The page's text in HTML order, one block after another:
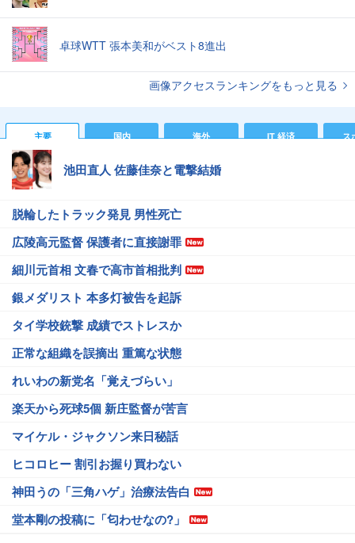
卓球WTT 張本美和がベスト8進出
画像アクセスランキングをもっと見る
主要 国内 海外 IT 経済 ス
池田直人 佐藤佳奈と電撃結婚
脱輪したトラック発見 男性死亡
広陵高元監督 保護者に直接謝罪
細川元首相 文春で高市首相批判
銀メダリスト 本多灯被告を起訴
タイ学校銃撃 成績でストレスか
正常な組織を誤摘出 重篤な状態
れいわの新党名「覚えづらい」
楽天から死球5個 新庄監督が苦言
マイケル・ジャクソン来日秘話
ヒコロヒー 割引お握り買わない
神田うの「三角ハゲ」治療法告白
堂本剛の投稿に「匂わせなの?」